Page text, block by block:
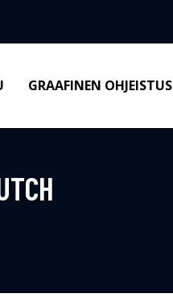
GRAAFINEN OHJEISTUS